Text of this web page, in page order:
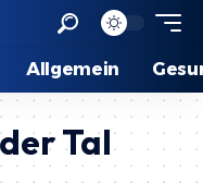
Allgemein
Tal